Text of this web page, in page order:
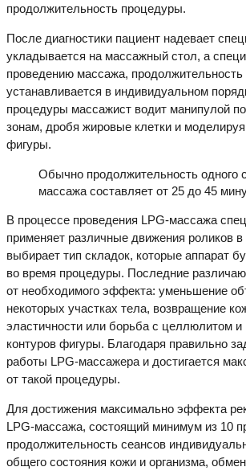
продолжительность процедуры.
После диагностики пациент надевает
укладывается на массажный стол, а
проведению массажа, продолжительность
устанавливается в индивидуальном
процедуры массажист водит манипулой
зонам, дробя жировые клетки и
фигуры.
Обычно продолжительность одного
массажа составляет от 25 до 45
В процессе проведения LPG-массажа
применяет различные движения роликов
выбирает тип складок, которые аппарат
во время процедуры. Последние
от необходимого эффекта: уменьшение
некоторых участках тела, возвращение
эластичности или борьба с целлюлитом
контуров фигуры. Благодаря правильно
работы LPG-массажера и достигается
от такой процедуры.
Для достижения максимально эффекта
LPG-массажа, состоящий минимум из 10
продолжительность сеансов
общего состояния кожи и организма,